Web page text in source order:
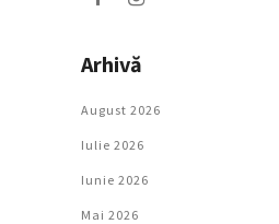
Arhivă
August 2026
Iulie 2026
Iunie 2026
Mai 2026